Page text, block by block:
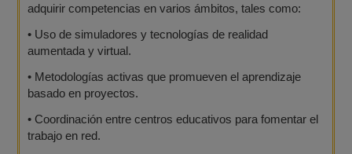
adquirir competencias en varios ámbitos, tales como:
• Uso de simuladores y tecnologías de realidad
aumentada y virtual.
• Metodologías activas que promueven el aprendizaje
basado en proyectos.
• Coordinación entre centros educativos para fomentar el
trabajo en red.